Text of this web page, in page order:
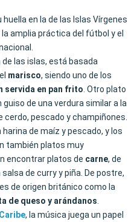
en la de las Islas Vírgenes
amplia práctica del fútbol y el
las islas, está basada
marisco, siendo uno de los
servida en pan frito. Otro plato
guiso de una verdura similar a la
cerdo, pescado y champiñones.
de maíz y pescado, y los
también platos muy
encontrar platos de carne, de
de curry y piña. De postre,
de origen británico como la
de queso y arándanos.
Caribe, la música juega un papel